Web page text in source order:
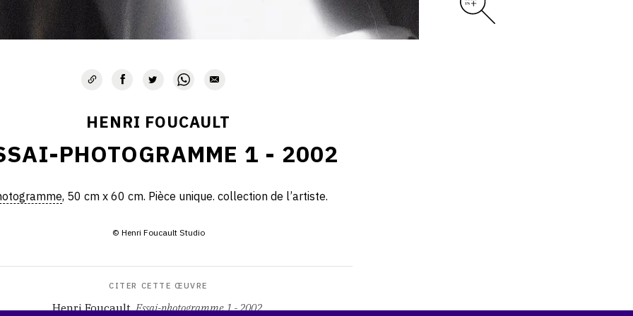
HENRI FOUCAULT
PHOTOGRAMME 1 - 2002
, 50 cm x 60 cm. Pièce unique. collection de l’artiste.
© Henri Foucault Studio
CITER CETTE ŒUVRE
Henri Foucault,Essai-photogramme 1 - 2002.